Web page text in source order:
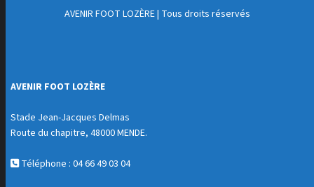
AVENIR FOOT LOZÈRE| Tous droits réservés
AVENIR FOOT LOZÈRE
Stade Jean-Jacques Delmas
Route du chapitre, 48000 MENDE.
Téléphone : 04 66 49 03 04